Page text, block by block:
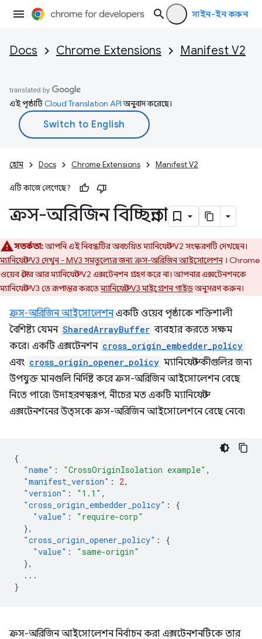
সাইন-ইন করুন
Docs Chrome Extensions Manifest V2
এই পৃষ্ঠাটিCloud Translation APIঅনুবাদ করেছে।
হোম Docs Chrome Extensions Manifest V2
এটি কাজে লেগেছে?
ক্রস-অরিজিন বিচ্ছিন্নতা
সতর্কতা:আপনি এই নিবন্ধটির অবচয়িত ম্যানিফেস্ট V2 সংস্করণটি দেখছেন।
ম্যানিফেস্ট V3 দেখুন - MV3 সমতুল্যের জন্য ক্রস-অরিজিন আইসোলেশন। Chrome
ওয়েব স্টোর আর ম্যানিফেস্ট V2 এক্সটেনশন গ্রহণ করে না। আপনার এক্সটেনশনকে
ম্যানিফেস্ট V3 তে রূপান্তর করতেম্যানিফেস্ট V3 মাইগ্রেশন গাইডঅনুসরণ করুন।
ক্রস-অরিজিন আইসোলেশনএকটি ওয়েব পৃষ্ঠাকে শক্তিশালী
বৈশিষ্ট্য যেমন SharedArrayBuffer ব্যবহার করতে সক্ষম
করে। একটি এক্সটেনশন cross_origin_embedder_policy
এবং cross_origin_opener_policy ম্যানিফেস্ট কীগুলির জন্য
উপযুক্ত মানগুলি নির্দিষ্ট করে ক্রস-অরিজিন আইসোলেশন বেছে
নিতে পারে৷ উদাহরণস্বরূপ, নীচের মত একটি ম্যানিফেস্ট
এক্সটেনশনের উত্সকে ক্রস-অরিজিন আইসোলেশনে বেছে নেবে৷
{
"name" : "CrossOriginIsolation example" ,
"manifest_version" : 2,
"version" : "1.1" ,
"cross_origin_embedder_policy" :
{
"value" :
"require-corp"
},
"cross_origin_opener_policy" :
{
"value" :
"same-origin"
},
...
}
ক্রস-অরিজিন আইসোলেশন নির্বাচন করা এক্সটেনশনটিকে তার